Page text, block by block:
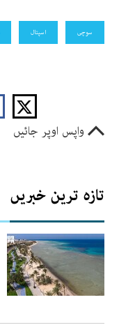
سوچی اسپتال
واپس اوپر جائیں
تازہ ترین خبریں